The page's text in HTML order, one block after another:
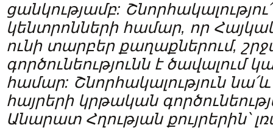
ցանկությամբ: Շնորհակալությու՛
կենտրոնների համար, որ
ունի տարբեր քաղաքներում,
գործունեությունն է ծավալում
համար: Շնորհակալություն նա՛և
հայրերի կրթական
Անարատ Հղության քույրերին՝